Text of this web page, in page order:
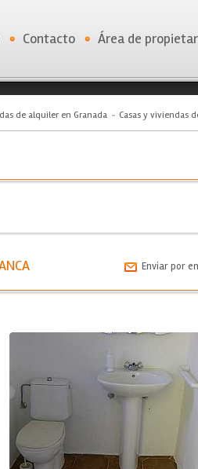
Contacto Área de
de alquiler en Granada Casas y viviendas
Enviar por